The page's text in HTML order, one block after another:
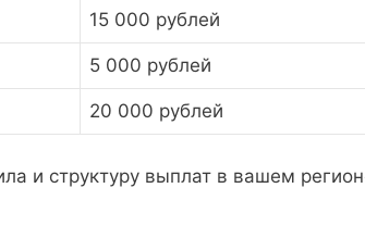
15 000 рублей
5 000 рублей
20 000 рублей
и структуру выплат в вашем